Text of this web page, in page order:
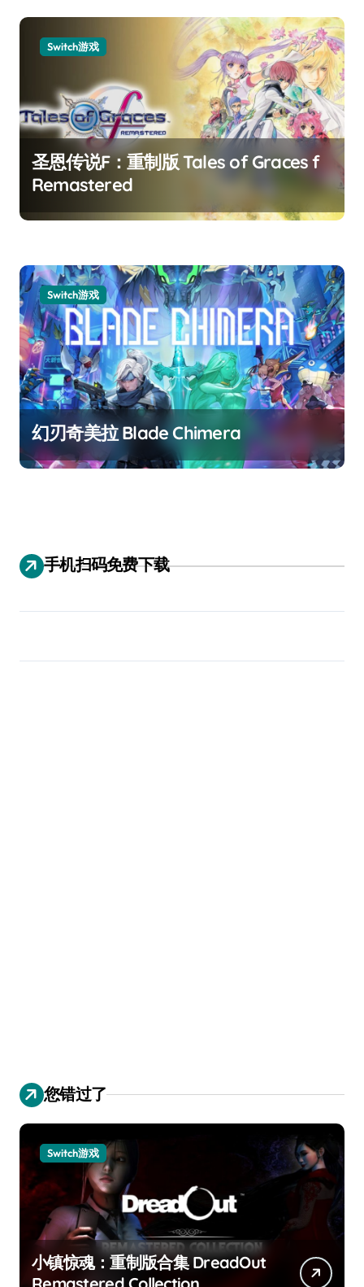
Switch游戏
圣恩传说F：重制版 Tales of Graces f
Remastered
Switch游戏
幻刃奇美拉 Blade Chimera
手机扫码免费下载
您错过了
Switch游戏
小镇惊魂：重制版合集 DreadOut